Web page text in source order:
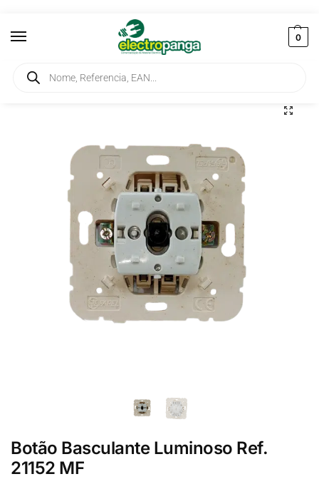
0
Início / Aparelhagem Terminal /
Botão Basculante Luminoso Ref.
21152 MF